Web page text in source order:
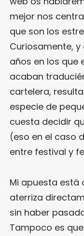
mejor nos
que son los
Curiosamente,
años en los que
acaban
cartelera,
especie de
cuesta decidir
(eso en el caso
entre festival y
Mi apuesta está
aterriza
sin haber
Tampoco es